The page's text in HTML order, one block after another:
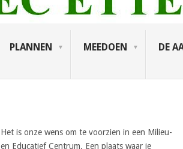
PLANNEN MEEDOEN DE
Het is onze wens om te voorzien in een Milieu-
en Educatief Centrum. Een plaats waar je